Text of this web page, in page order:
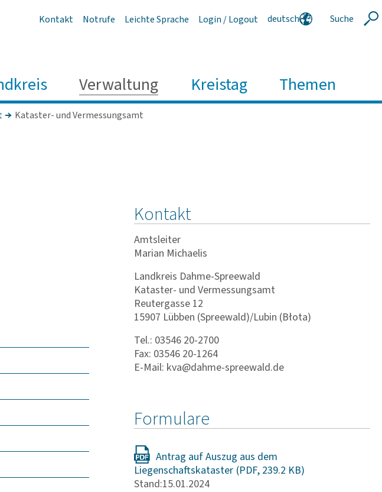
Kontakt Notrufe Leichte Sprache Login / Logout
deutsch
Suche
Verwaltung Kreistag Themen
Kataster- und Vermessungsamt
Kontakt
Amtsleiter
Marian Michaelis
Landkreis Dahme-Spreewald
Kataster- und Vermessungsamt
Reutergasse 12
15907 Lübben (Spreewald)/Lubin (Błota)
Tel.: 03546 20-2700
Fax: 03546 20-1264
E-Mail: kva@dahme-spreewald.de
Formulare
Antrag auf Auszug aus dem
Liegenschaftskataster
Stand:15.01.2024